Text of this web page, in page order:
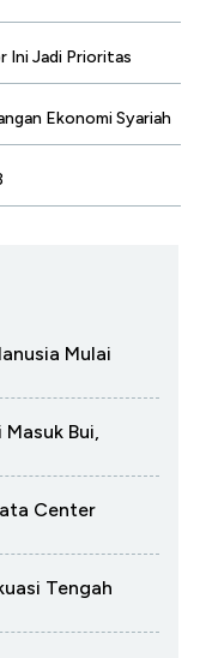
Ini Jadi Prioritas
Ekonomi Syariah
Mulai
Bui,
Center
Tengah